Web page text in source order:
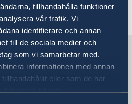
tillhandahålla funktioner
vår trafik. Vi
identifierare och annan
till de sociala medier och
som vi samarbetar med.
informationen med annan
eller som de har
deras tjänster.
10.20 AM